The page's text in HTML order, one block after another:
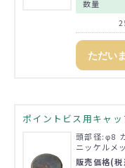
数量
ただい
ポイントビス用キャ
頭部径:φ8
ニッケルメ
販売価格(